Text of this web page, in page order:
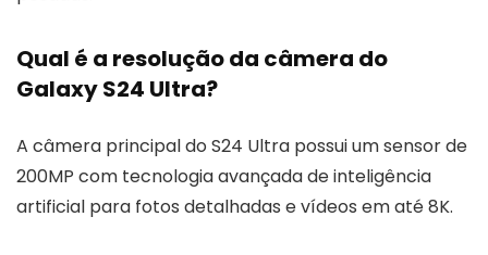
Qual é a resolução da câmera do
Galaxy S24 Ultra?
A câmera principal do S24 Ultra possui um sensor de
200MP com tecnologia avançada de inteligência
artificial para fotos detalhadas e vídeos em até 8K.